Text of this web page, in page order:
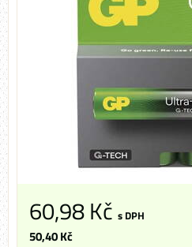
60,98 Kč s DPH
50,40 Kč